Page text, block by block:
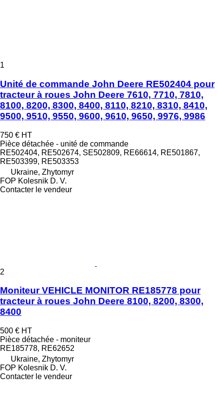
1
Unité de commande John Deere RE502404 pour
tracteur à roues John Deere 7610, 7710, 7810,
8100, 8200, 8300, 8400, 8110, 8210, 8310, 8410,
9500, 9510, 9550, 9600, 9610, 9650, 9976, 9986
750 € HT
Pièce détachée - unité de commande
RE502404, RE502674, SE502809, RE66614, RE501867,
RE503399, RE503353
Ukraine, Zhytomyr
FOP Kolesnik D. V.
Contacter le vendeur
2
Moniteur VEHICLE MONITOR RE185778 pour
tracteur à roues John Deere 8100, 8200, 8300,
8400
500 € HT
Pièce détachée - moniteur
RE185778, RE62652
Ukraine, Zhytomyr
FOP Kolesnik D. V.
Contacter le vendeur